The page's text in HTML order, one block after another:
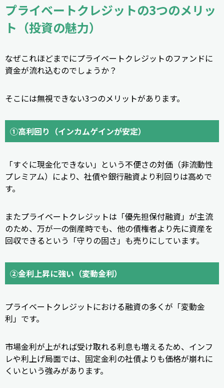
プライベートクレジットの3つのメリッ
ト（投資の魅力）
なぜこれほどまでにプライベートクレジットのファンドに
資金が流れ込むのでしょうか？
そこには無視できない3つのメリットがあります。
①高利回り（インカムゲインが安定）
「すぐに現金化できない」という不便さの対価（非流動性
プレミアム）により、社債や銀行融資より利回りは高めで
す。
またプライベートクレジットは「優先担保付融資」が主流
のため、万が一の倒産時でも、他の債権者より先に資産を
回収できるという「守りの固さ」も売りにしています。
②金利上昇に強い（変動金利）
プライベートクレジットにおける融資の多くが「変動金
利」です。
市場金利が上がれば受け取れる利息も増えるため、インフ
レや利上げ局面では、固定金利の社債よりも価格が崩れに
くいという強みがあります。